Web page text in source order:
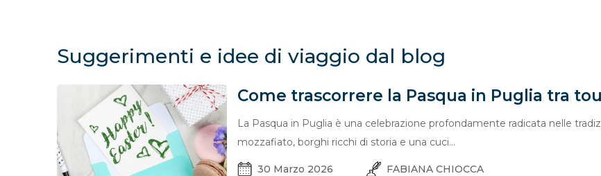
Suggerimenti e idee di viaggio dal blog
Come trascorrere la Pasqua in Puglia tra
La Pasqua in Puglia è una celebrazione profondamente radicata nelle
mozzafiato, borghi ricchi di storia e una cuci...
30 Marzo 2026 FABIANA CHIOCCA